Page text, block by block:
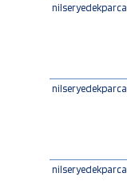
nilseryedekparca
nilseryedekparca
nilseryedekparca